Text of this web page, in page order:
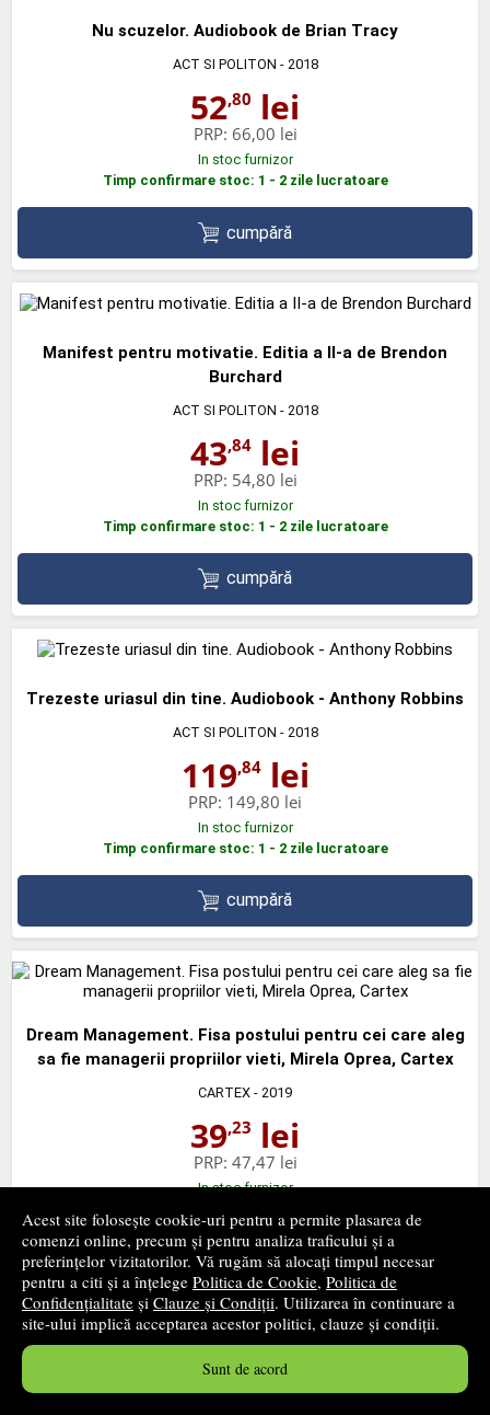
Acest site folosește cookie-uri pentru a permite plasarea de
comenzi online, precum și pentru analiza traficului și a
preferințelor vizitatorilor. Vă rugăm să alocați timpul necesar
pentru a citi și a înțelege Politica de Cookie, Politica de
Confidențialitate și Clauze și Condiții. Utilizarea în continuare a
site-ului implică acceptarea acestor politici, clauze și condiții.
Sunt de acord
Nu scuzelor. Audiobook de Brian Tracy
ACT SI POLITON - 2018
52,80 lei
PRP: 66,00 lei
In stoc furnizor
Timp confirmare stoc: 1 - 2 zile lucratoare
cumpără
Manifest pentru motivatie. Editia a II-a de Brendon
Burchard
ACT SI POLITON - 2018
43,84 lei
PRP: 54,80 lei
In stoc furnizor
Timp confirmare stoc: 1 - 2 zile lucratoare
cumpără
Trezeste uriasul din tine. Audiobook - Anthony Robbins
ACT SI POLITON - 2018
119,84lei
PRP: 149,80 lei
In stoc furnizor
Timp confirmare stoc: 1 - 2 zile lucratoare
cumpără
Dream Management. Fisa postului pentru cei care aleg
sa fie managerii propriilor vieti, Mirela Oprea, Cartex
CARTEX - 2019
39,23 lei
PRP: 47,47 lei
In stoc furnizor
cumpără
Templul lui Knecht. Teaching and Training. Starea de